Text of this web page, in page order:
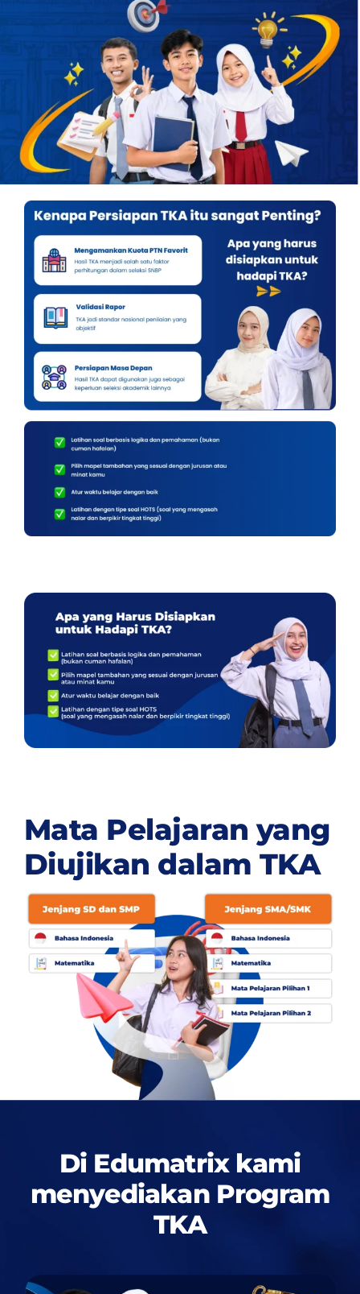
OUR PROGRAM
REGISTRATION
CONTACT US
Mata Pelajaran yang
Diujikan dalam TKA
Di Edumatrix kami
menyediakan Program
TKA